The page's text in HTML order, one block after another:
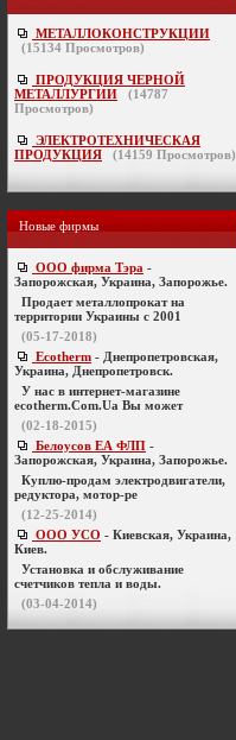
МЕТАЛЛОКОНСТРУКЦИИ
(15134 Просмотров)
ПРОДУКЦИЯ ЧЕРНОЙ
МЕТАЛЛУРГИИ
(14787
Просмотров)
ЭЛЕКТРОТЕХНИЧЕСКАЯ
ПРОДУКЦИЯ
(14159 Просмотров)
Новые фирмы
ООО фирма Тэра -
Запорожская, Украина, Запорожье.
Продает металлопрокат на
территории Украины с 2001
(05-17-2018)
Ecotherm - Днепропетровская,
Украина, Днепропетровск.
У нас в интернет-магазине
ecotherm.Com.Ua Вы может
(02-18-2015)
Белоусов ЕА ФЛП -
Запорожская, Украина, Запорожье.
Куплю-продам электродвигатели,
редуктора, мотор-ре
(12-25-2014)
ООО УСО - Киевская, Украина,
Киев.
Установка и обслуживание
счетчиков тепла и воды.
(03-04-2014)